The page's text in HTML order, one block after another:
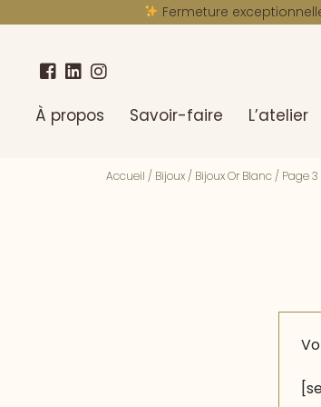
Fermeture
À propos Savoir-faire L’atelier
Accueil / Bijoux / Bijoux Or Blanc / Page 3